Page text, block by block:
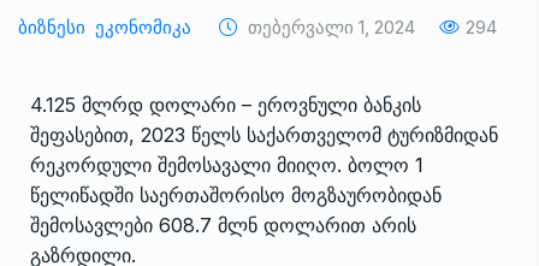
Ბიზნესი Ეკონომიკა Თებერვალი 1, 2024 294
4.125 მლრდ დოლარი – ეროვნული ბანკის
შეფასებით, 2023 წელს საქართველომ ტურიზმიდან
რეკორდული შემოსავალი მიიღო. ბოლო 1
წელიწადში საერთაშორისო მოგზაურობიდან
შემოსავლები 608.7 მლნ დოლარით არის
გაზრდილი.